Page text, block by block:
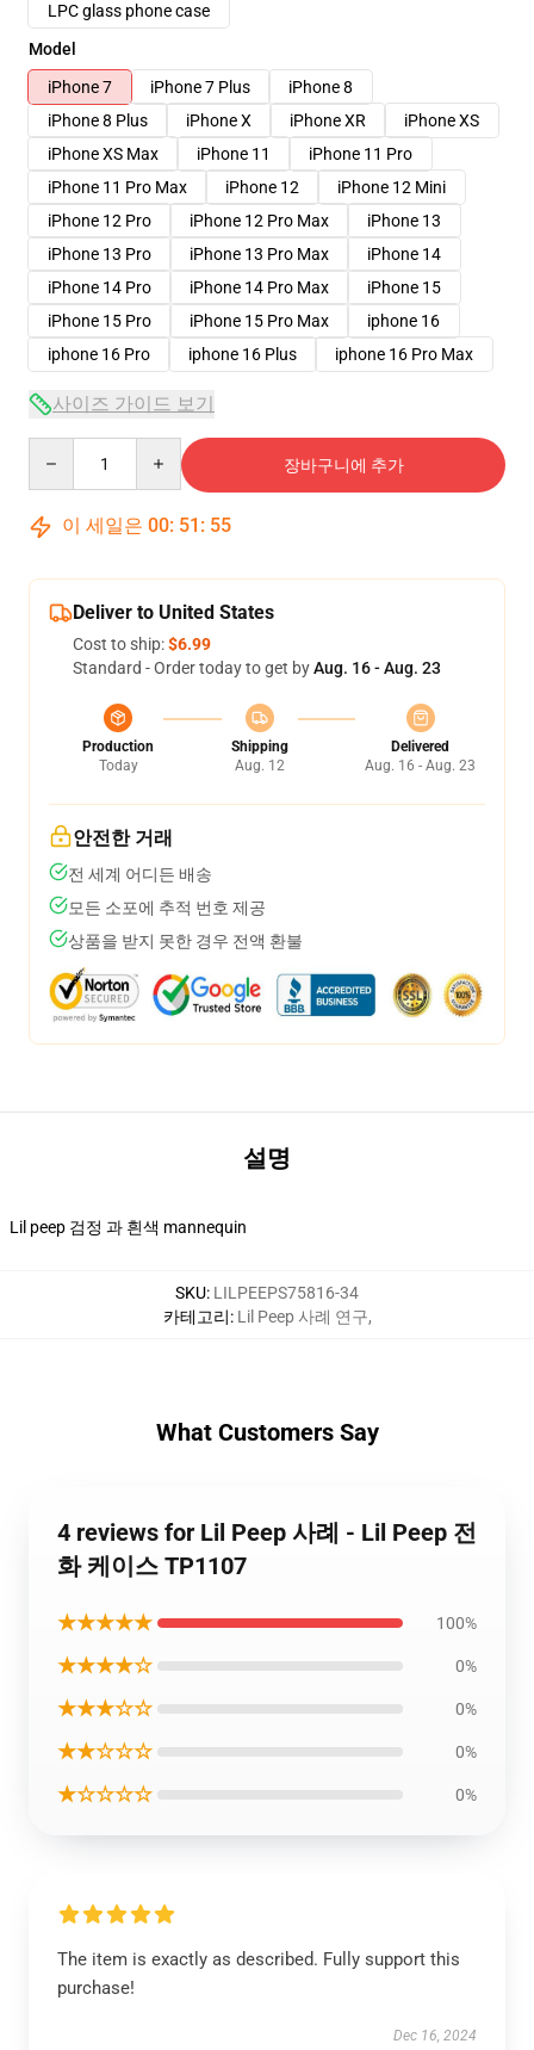
LPC glass phone case
Model
iPhone 7
iPhone 7 Plus
iPhone 8
iPhone 8 Plus
iPhone X iPhone XR
iPhone XS
iPhone XS Max
iPhone 11
iPhone 11 Pro
iPhone 11 Pro Max
iPhone 12
iPhone 12 Mini
iPhone 12 Pro
iPhone 12 Pro Max
iPhone 13
iPhone 13 Pro
iPhone 13 Pro Max
iPhone 14
iPhone 14 Pro
iPhone 14 Pro Max
iPhone 15
iPhone 15 Pro
iPhone 15 Pro Max
iphone 16
iphone 16 Pro
iphone 16 Plus iphone 16 Pro Max
사이즈 가이드 보기
장바구니에 추가
이 세일은 00: 51 : 54
Deliver to United States
Cost to ship:$6.99
Standard - Order today to get byAug. 16 - Aug. 23
Production
Today
Shipping
Aug. 12
Delivered
Aug. 16 - Aug. 23
안전한 거래
전 세계 어디든 배송
모든 소포에 추적 번호 제공
상품을 받지 못한 경우 전액 환불
설명
Lil peep 검정 과 흰색 mannequin
SKU: LILPEEPS75816-34
카테고리: Lil Peep 사례 연구,
What Customers Say
4 reviews for Lil Peep 사례 - Lil Peep 전
화 케이스 TP1107
★★★★★ 100%
★★★★☆ 0%
★★★☆☆ 0%
★★☆☆☆ 0%
★☆☆☆☆ 0%
The item is exactly as described. Fully support this
purchase!
Dec 16, 2024